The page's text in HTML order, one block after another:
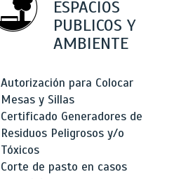
ESPACIOS
PUBLICOS Y
AMBIENTE
Autorización para Colocar
Mesas y Sillas
Certificado Generadores de
Residuos Peligrosos y/o
Tóxicos
Corte de pasto en casos